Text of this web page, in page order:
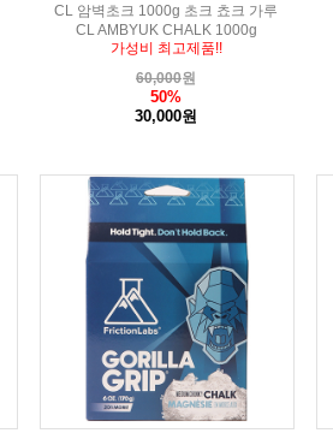
CL 암벽초크 1000g 초크 쵸크 가루
CL AMBYUK CHALK 1000g
가성비 최고제품!!
60,000원
50%
30,000원